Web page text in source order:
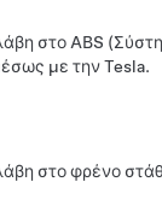
στο ABS
με την Tesla.
στο φρένο